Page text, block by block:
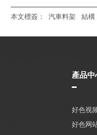
本文標簽： 汽車料架 結構
產品中
好色视
好色网